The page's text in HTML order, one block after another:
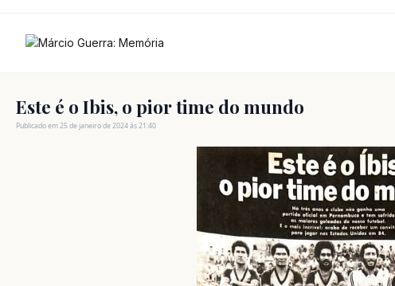
Este é o Ibis, o pior time do mundo
Publicado em 25 de janeiro de 2024 às 21:40